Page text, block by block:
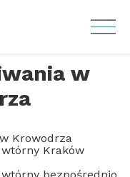
w
Krowodrza
Kraków